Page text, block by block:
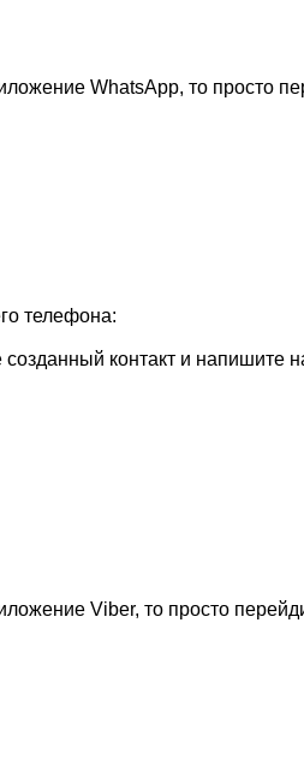
WhatsApp, то просто
телефона:
созданный контакт и напишите
Viber, то просто